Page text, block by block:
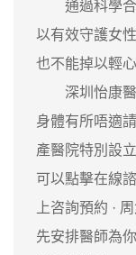
通過科學合
以有效守護女
也不能掉以輕心
深圳怡康醫
身體有所唔適
產醫院特別設
可以點擊在線
上咨詢預約 ·
先安排醫師為